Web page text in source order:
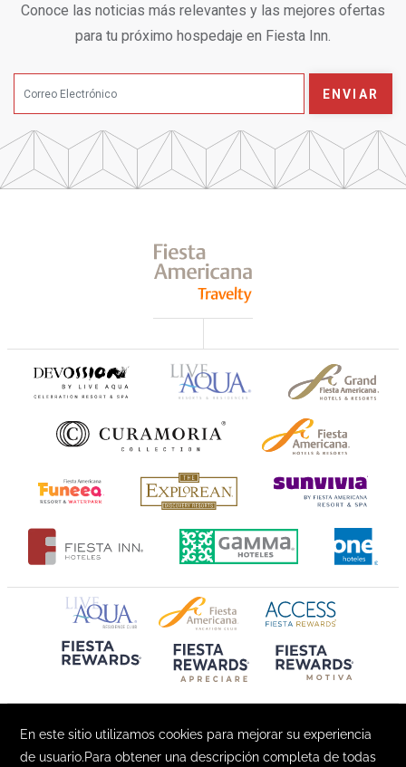
Conoce las noticias más relevantes y las mejores ofertas
para tu próximo hospedaje en Fiesta Inn.
ENVIAR